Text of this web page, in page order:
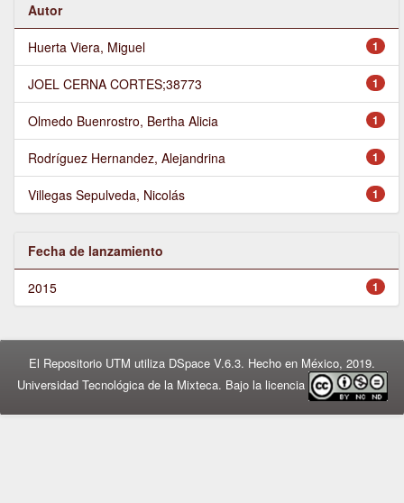
Autor
1
Huerta Viera, Miguel
1
JOEL CERNA CORTES;38773
1
Olmedo Buenrostro, Bertha Alicia
1
Rodríguez Hernandez, Alejandrina
1
Villegas Sepulveda, Nicolás
Fecha de lanzamiento
1
2015
El Repositorio UTM utiliza DSpace V.6.3. Hecho en México, 2019.
Universidad Tecnológica de la Mixteca. Bajo la licencia